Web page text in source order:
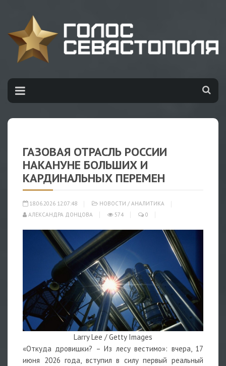
ГАЗОВАЯ ОТРАСЛЬ РОССИИ
НАКАНУНЕ БОЛЬШИХ И
КАРДИНАЛЬНЫХ ПЕРЕМЕН
18.06.2026 12:07:48 НОВОСТИ / АНАЛИТИКА
АЛЕКСАНДРА ДОНЦОВА
574 0
Larry Lee / Getty Images
«Откуда дровишки? – Из лесу вестимо»: вчера, 17
июня 2026 года, вступил в силу первый реальный